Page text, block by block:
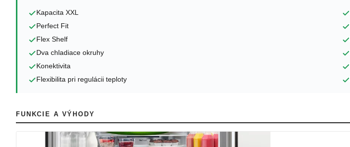
Kapacita XXL
Perfect Fit
Flex Shelf
Dva chladiace okruhy
Konektivita
Flexibilita pri regulácii teploty
FUNKCIE A VÝHODY